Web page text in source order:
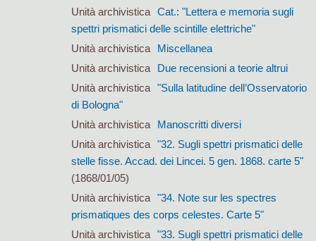
Unità archivistica Cat.: "Lettera e memoria sugli
spettri prismatici delle scintille elettriche"
Unità archivistica
Miscellanea
Unità archivistica
Due recensioni a teorie altrui
Unità archivistica "Sulla latitudine dell’Osservatorio
di Bologna"
Unità archivistica
Manoscritti diversi
Unità archivistica "32. Sugli spettri prismatici delle
stelle fisse. Accad. dei Lincei. 5 gen. 1868. carte 5"
(1868/01/05)
Unità archivistica "34. Note sur les spectres
prismatiques des corps celestes. Carte 5"
Unità archivistica "33. Sugli spettri prismatici delle